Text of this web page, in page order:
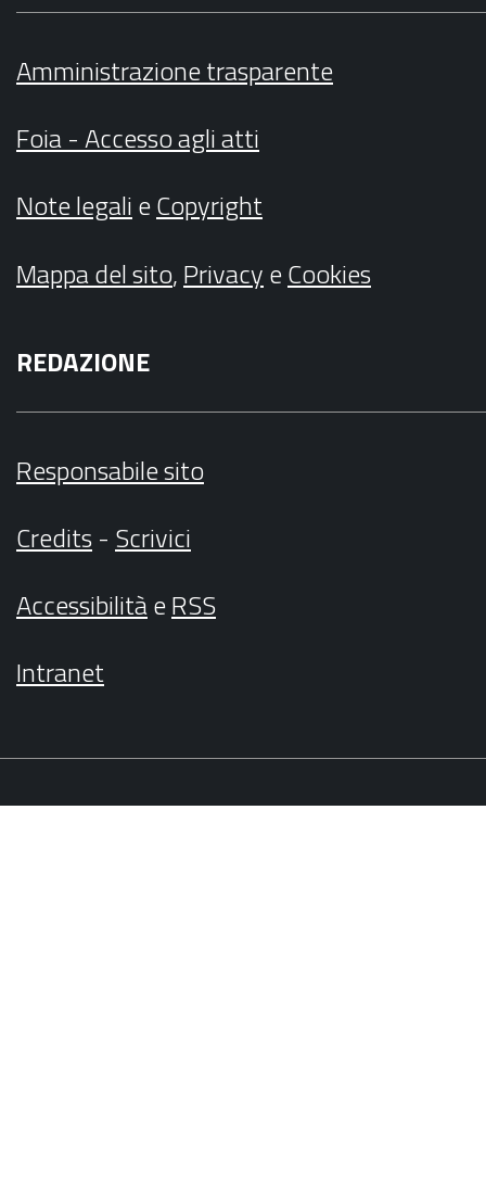
Amministrazione trasparente
Foia - Accesso agli atti
Note legalieCopyright
Mappa del sito,PrivacyeCookies
REDAZIONE
Responsabile sito
Credits- Scrivici
AccessibilitàeRSS
Intranet